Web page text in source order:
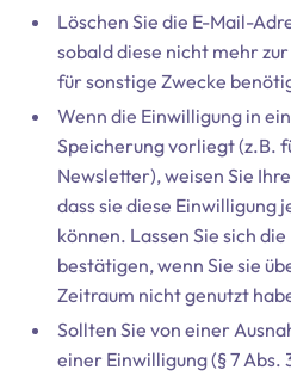
Löschen Sie die E-Mail-
sobald diese nicht mehr
für sonstige Zwecke
Wenn die Einwilligung in
Speicherung vorliegt (z.B.
Newsletter), weisen Sie
dass sie diese
können. Lassen Sie sich
bestätigen, wenn Sie sie
Zeitraum nicht genutzt
Sollten Sie von einer
einer Einwilligung (§ 7 Abs.